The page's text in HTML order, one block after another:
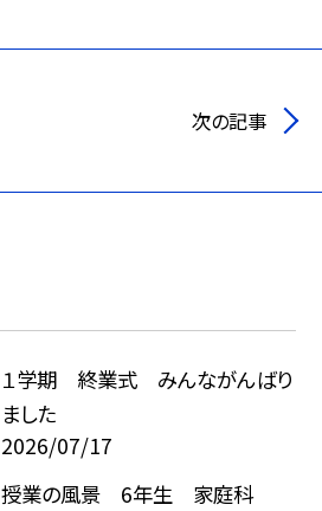
次の記事
１学期 終業式 みんながんばり
ました
2026/07/17
授業の風景 6年生 家庭科